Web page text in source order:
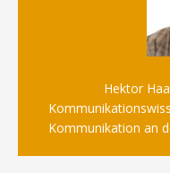
Hektor
Kommunikation an